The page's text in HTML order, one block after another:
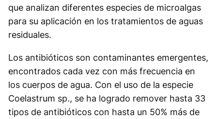
que analizan diferentes especies de microalgas
para su aplicación en los tratamientos de aguas
residuales.
Los antibióticos son contaminantes emergentes,
encontrados cada vez con más frecuencia en
los cuerpos de agua. Con el uso de la especie
Coelastrum sp., se ha logrado remover hasta 33
tipos de antibióticos con hasta un 50% más de